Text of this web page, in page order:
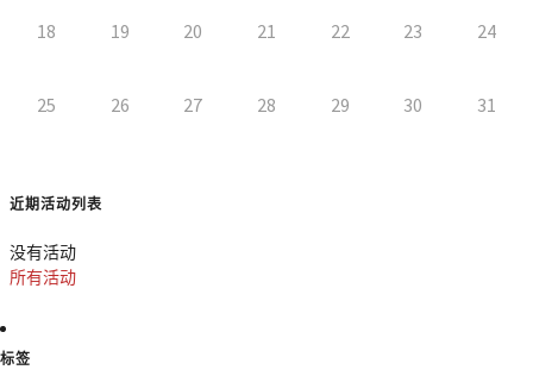
18 19 20 21 22 23 24
25 26 27 28 29 30 31
近期活动列表
没有活动
所有活动
标签